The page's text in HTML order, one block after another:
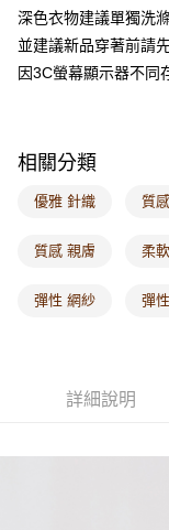
宅配
每筆NT$120，滿
付款後門市自取
海外配送-港/澳/新/馬/
海外配送-其他亞洲地
深色衣物建議單獨洗
並建議新品穿著前請
因3C螢幕顯示器不同
相關分類
優雅 針織 質
質感 親膚 柔
彈性 網紗 彈
詳細說明